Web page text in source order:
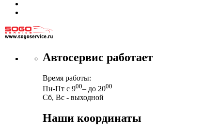
Автосервис работает
Время работы:
Пн-Пт с 900– до 2000
Сб, Вс - выходной
Наши координаты